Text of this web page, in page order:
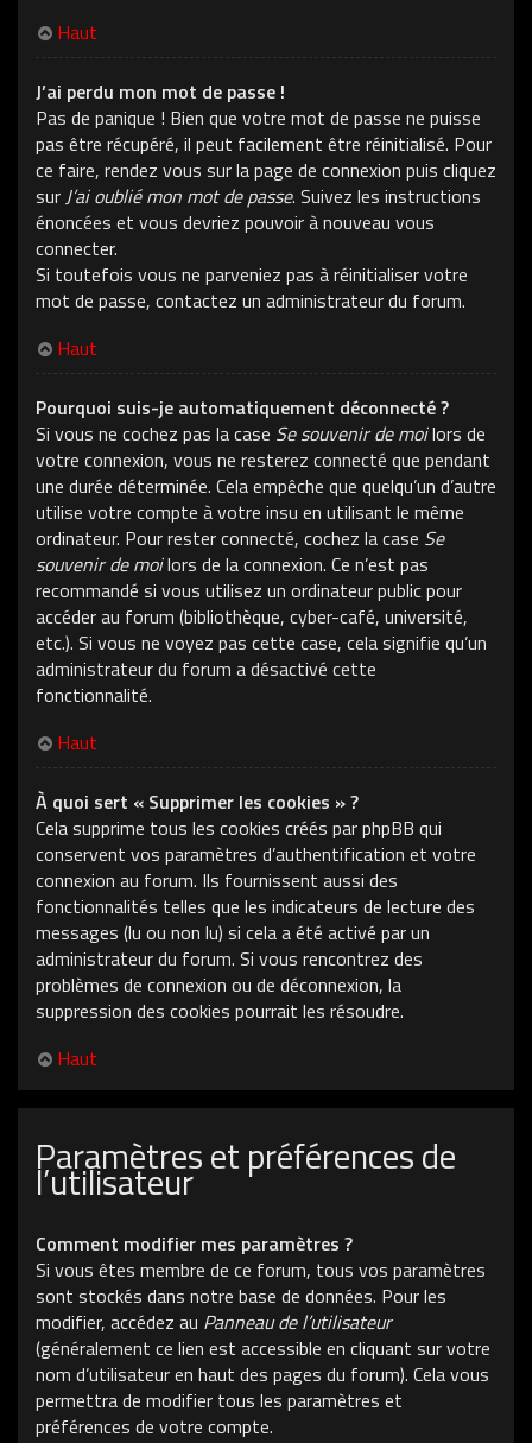
Haut
J’ai perdu mon mot de passe !
Pas de panique ! Bien que votre mot de passe ne puisse
pas être récupéré, il peut facilement être réinitialisé. Pour
ce faire, rendez vous sur la page de connexion puis cliquez
sur J’ai oublié mon mot de passe. Suivez les instructions
énoncées et vous devriez pouvoir à nouveau vous
connecter.
Si toutefois vous ne parveniez pas à réinitialiser votre
mot de passe, contactez un administrateur du forum.
Haut
Pourquoi suis-je automatiquement déconnecté ?
Si vous ne cochez pas la case Se souvenir de moilors de
votre connexion, vous ne resterez connecté que pendant
une durée déterminée. Cela empêche que quelqu’un d’autre
utilise votre compte à votre insu en utilisant le même
ordinateur. Pour rester connecté, cochez la case Se
souvenir de moilors de la connexion. Ce n’est pas
recommandé si vous utilisez un ordinateur public pour
accéder au forum (bibliothèque, cyber-café, université,
etc.). Si vous ne voyez pas cette case, cela signifie qu’un
administrateur du forum a désactivé cette
fonctionnalité.
Haut
À quoi sert « Supprimer les cookies » ?
Cela supprime tous les cookies créés par phpBB qui
conservent vos paramètres d’authentification et votre
connexion au forum. Ils fournissent aussi des
fonctionnalités telles que les indicateurs de lecture des
messages (lu ou non lu) si cela a été activé par un
administrateur du forum. Si vous rencontrez des
problèmes de connexion ou de déconnexion, la
suppression des cookies pourrait les résoudre.
Haut
Paramètres et préférences de
l’utilisateur
Comment modifier mes paramètres ?
Si vous êtes membre de ce forum, tous vos paramètres
sont stockés dans notre base de données. Pour les
modifier, accédez au Panneau de l’utilisateur
(généralement ce lien est accessible en cliquant sur votre
nom d’utilisateur en haut des pages du forum). Cela vous
permettra de modifier tous les paramètres et
préférences de votre compte.